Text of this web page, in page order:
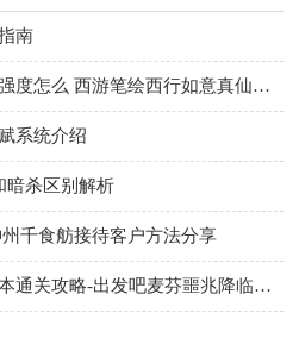
南
西游笔绘西行如意真仙角色强度怎么 西游笔绘西行如意真仙角色技能属性图解
系统介绍
暗杀区别解析
千食舫接待客户方法分享
出发吧麦芬噩兆降临之谷副本通关攻略-出发吧麦芬噩兆降临之谷副本怎么通关